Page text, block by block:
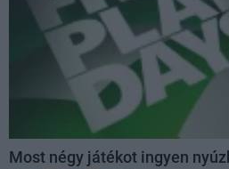
Most négy játékot ingyen